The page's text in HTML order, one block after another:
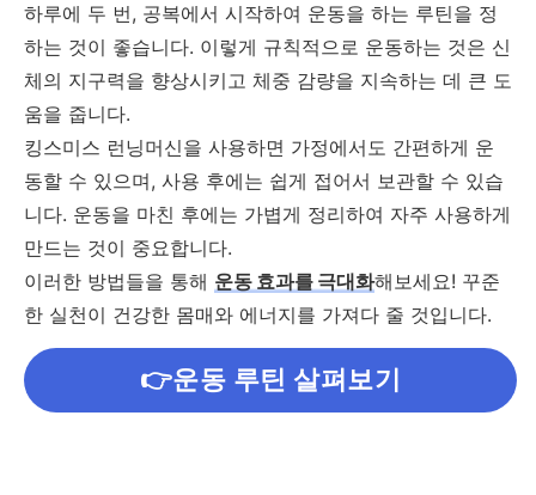
하루에 두 번, 공복에서 시작하여 운동을 하는 루틴을 정
하는 것이 좋습니다. 이렇게 규칙적으로 운동하는 것은 신
체의 지구력을 향상시키고 체중 감량을 지속하는 데 큰 도
움을 줍니다.
킹스미스 런닝머신을 사용하면 가정에서도 간편하게 운
동할 수 있으며, 사용 후에는 쉽게 접어서 보관할 수 있습
니다. 운동을 마친 후에는 가볍게 정리하여 자주 사용하게
만드는 것이 중요합니다.
이러한 방법들을 통해 운동 효과를 극대화해보세요! 꾸준
한 실천이 건강한 몸매와 에너지를 가져다 줄 것입니다.
👉운동 루틴 살펴보기